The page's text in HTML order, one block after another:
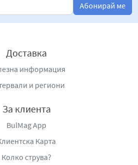
Абонирай ме
Доставка
информация
и региони
За клиента
BulMag App
Карта
Колко струва?